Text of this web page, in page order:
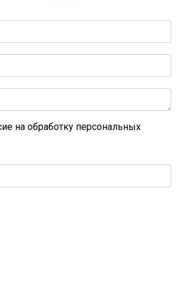
на обработку персональных